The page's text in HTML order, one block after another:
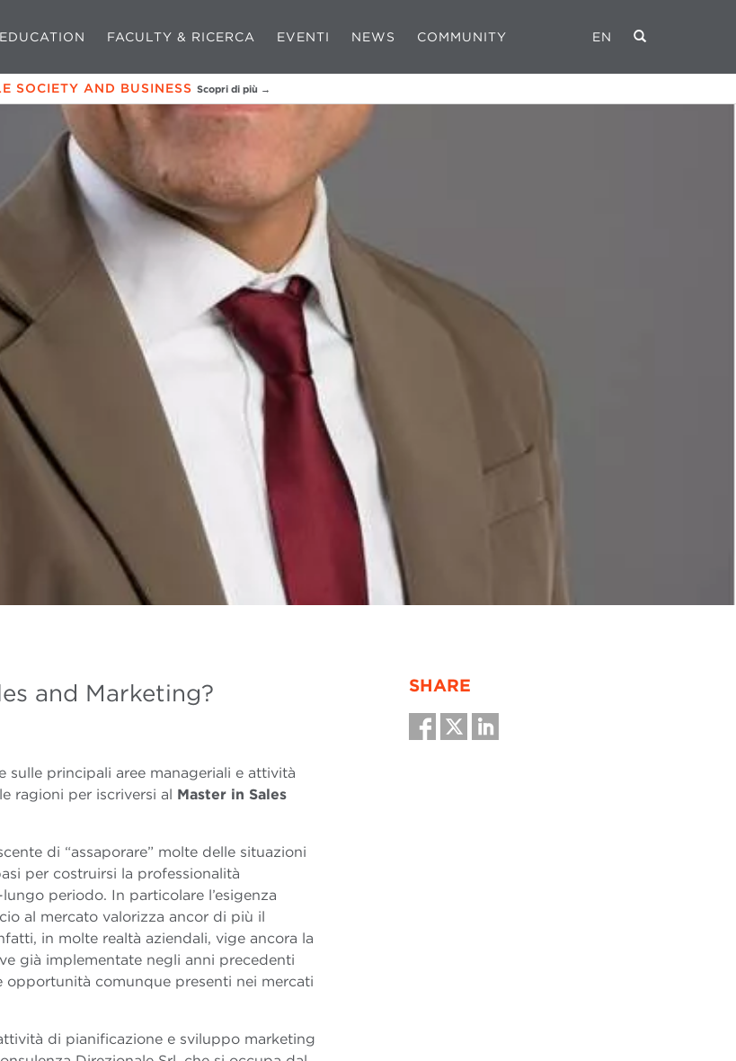
EDUCATION FACULTY & RICERCA EVENTI NEWS COMMUNITY EN
SOCIETY AND BUSINESS Scopri di più →
and Marketing?
sulle principali aree manageriali e attività
ragioni per iscriversi al Master in Sales
di “assaporare” molte delle situazioni
per costruirsi la professionalità
periodo. In particolare l’esigenza
al mercato valorizza ancor di più il
in molte realtà aziendali, vige ancora la
già implementate negli anni precedenti
comunque presenti nei mercati
di pianificazione e sviluppo marketing
SHARE